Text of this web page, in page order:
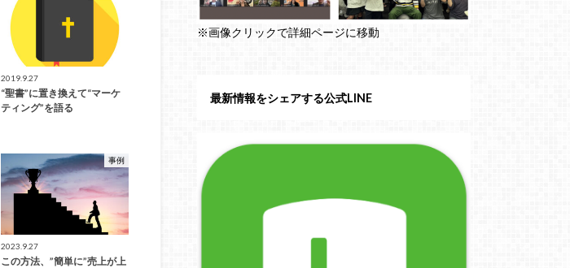
2019.9.27
“聖書”に置き換えて“マーケ
ティング”を語る
事例
2023.9.27
この方法、”簡単に”売上が上
※画像クリックで詳細ページに移動
最新情報をシェアする公式LINE